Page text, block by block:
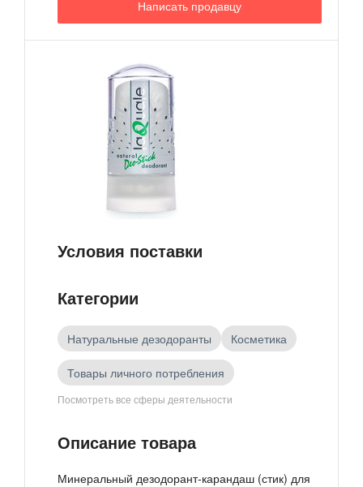
Написать продавцу
Условия поставки
Категории
Натуральные дезодоранты Косметика
Товары личного потребления
Товары российских производителей
Посмотреть все сферы деятельности
Описание товара
Минеральный дезодорант-карандаш (стик) для